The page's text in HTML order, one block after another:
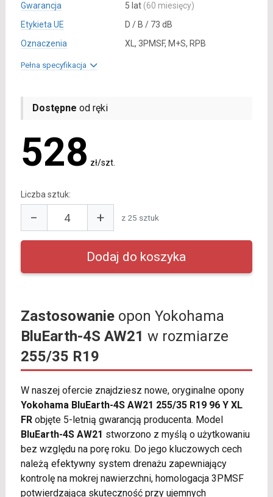
Gwarancja
5 lat (60 miesięcy)
Etykieta UE
D / B / 73 dB
Oznaczenia
XL, 3PMSF, M+S, RPB
Pełna specyfikacja
Dostępne od ręki
528 zł/szt.
Liczba sztuk:
− + z 25 sztuk
Zastosowanieopon Yokohama
BluEarth-4S AW21 w rozmiarze
255/35 R19
W naszej ofercie znajdziesz nowe, oryginalne opony
Yokohama BluEarth-4S AW21 255/35 R19 96 Y XL
FRobjęte 5-letnią gwarancją producenta. Model
BluEarth-4S AW21 stworzono z myślą o użytkowaniu
bez względu na porę roku. Do jego kluczowych cech
należą efektywny system drenażu zapewniający
kontrolę na mokrej nawierzchni, homologacja 3PMSF
potwierdzająca skuteczność przy ujemnych